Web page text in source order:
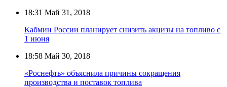
18:31 Май 31, 2018
Кабмин России планирует снизить акцизы на топливо с
1 июня
18:58 Май 30, 2018
«Роснефть» объяснила причины сокращения
производства и поставок топлива